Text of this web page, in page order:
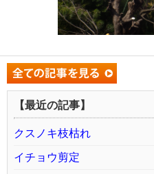
【最近の記事】
クスノキ枝枯れ
イチョウ剪定